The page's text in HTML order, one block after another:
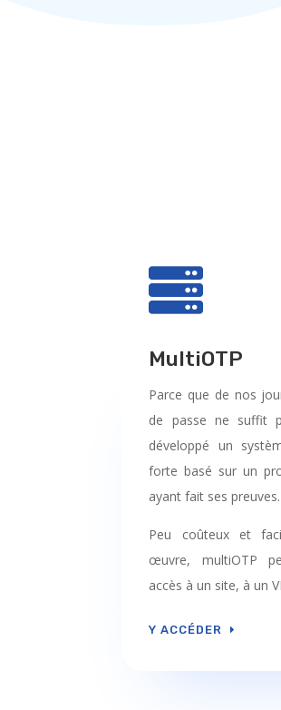

MultiOTP
Parce que de nos
de passe ne suffit
développé un
forte basé sur un
ayant fait ses preuves.
Peu coûteux et
œuvre, multiOTP
accès à un site, à un
Y ACCÉDER